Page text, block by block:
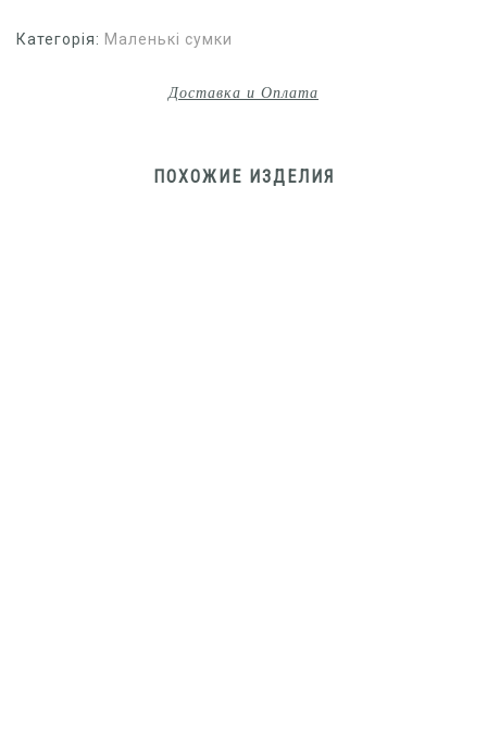
Категорія: Маленькі сумки
Доставка и Оплата
ПОХОЖИЕ ИЗДЕЛИЯ